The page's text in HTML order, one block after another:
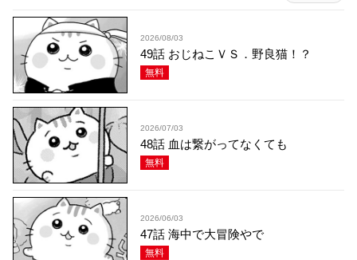
2026/08/03
49話 おじねこＶＳ．野良猫！？
無料
2026/07/03
48話 血は繋がってなくても
無料
2026/06/03
47話 海中で大冒険やで
無料